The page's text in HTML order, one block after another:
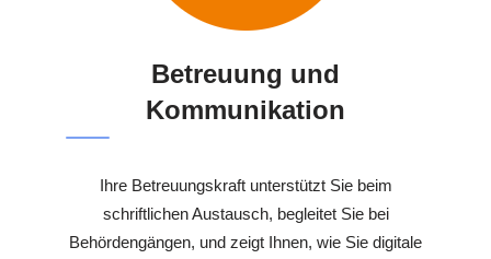
Betreuung und
Kommunikation
Ihre Betreuungskraft unterstützt Sie beim
schriftlichen Austausch, begleitet Sie bei
Behördengängen, und zeigt Ihnen, wie Sie digitale